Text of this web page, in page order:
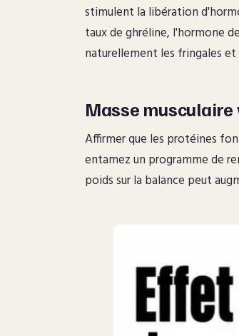
stimulent la libération
taux de ghréline, l'hormone
naturellement les fringales
Masse
Affirmer que les protéines
entamez un programme de
poids sur la balance peut